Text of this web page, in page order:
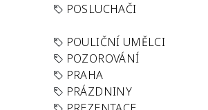
POSLUCHAČI
POULIČNÍ UMĚLCI
POZOROVÁNÍ
PRAHA
PRÁZDNINY